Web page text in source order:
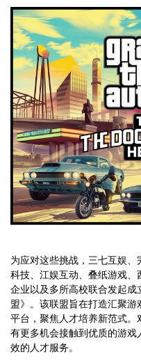
为应对这些挑战，三七互娱
科技、江娱互动、叠纸游戏
企业以及多所高校联合发起
盟》。该联盟旨在打造汇聚
平台，聚焦人才培养新范式
有更多机会接触到优质的游
效的人才服务。